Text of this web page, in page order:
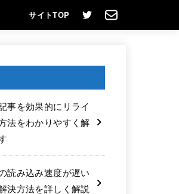
サイトTOP
事を効果的にリライ
法をわかりやすく解
読み込み速度が遅い
決方法を詳しく解説